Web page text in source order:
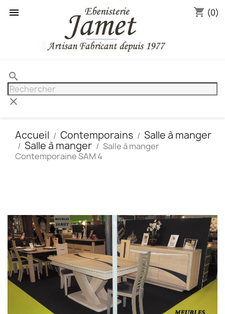
 shopping_cart (0)
search
clear
Accueil Contemporains
Salle à manger
Salle à manger
Salle à manger
Contemporaine SAM 4